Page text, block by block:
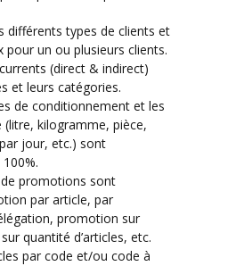
différents types de clients et
pour un ou plusieurs clients.
(direct & indirect)
et leurs catégories.
de conditionnement et les
kilogramme, pièce,
jour, etc.) sont
promotions sont
par article, par
promotion sur
quantité d’articles, etc.
par code et/ou code à